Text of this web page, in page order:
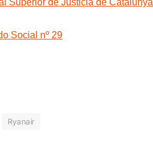
Social nº 29
Ryanair